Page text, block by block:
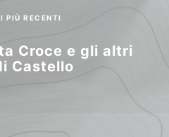
PIÙ RECENTI
Croce e gli altri
Castello